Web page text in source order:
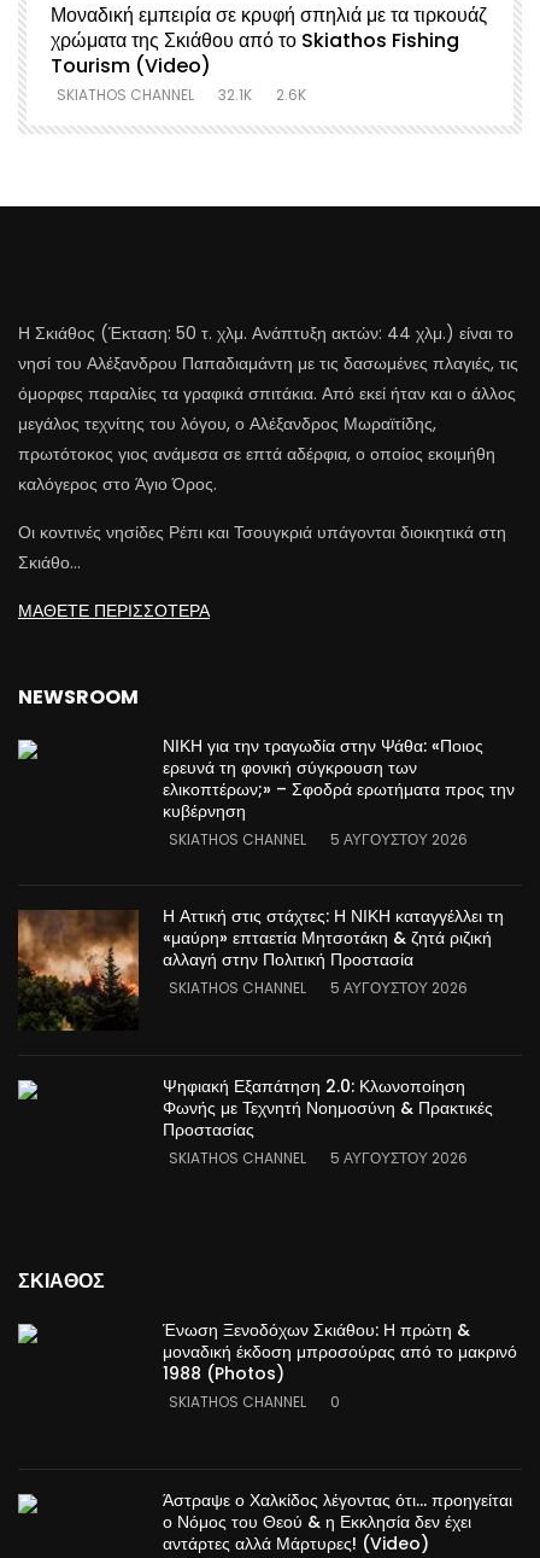
Μοναδική εμπειρία σε κρυφή σπηλιά με τα τιρκουάζ
χρώματα της Σκιάθου από το Skiathos Fishing
Tourism (Video)
SKIATHOS CHANNEL 32.1K 2.6K
Η Σκιάθος (Έκταση: 50 τ. χλμ. Ανάπτυξη ακτών: 44 χλμ.) είναι το
νησί του Αλέξανδρου Παπαδιαμάντη με τις δασωμένες πλαγιές, τις
όμορφες παραλίες τα γραφικά σπιτάκια. Από εκεί ήταν και ο άλλος
μεγάλος τεχνίτης του λόγου, ο Αλέξανδρος Μωραϊτίδης,
πρωτότοκος γιος ανάμεσα σε επτά αδέρφια, ο οποίος εκοιμήθη
καλόγερος στο Άγιο Όρος.
Οι κοντινές νησίδες Ρέπι και Τσουγκριά υπάγονται διοικητικά στη
Σκιάθο…
ΜΑΘΕΤΕ ΠΕΡΙΣΣΟΤΕΡΑ
NEWSROOM
ΝΙΚΗ για την τραγωδία στην Ψάθα: «Ποιος
ερευνά τη φονική σύγκρουση των
ελικοπτέρων;» – Σφοδρά ερωτήματα προς την
κυβέρνηση
SKIATHOS CHANNEL 5 ΑΥΓΟΎΣΤΟΥ 2026
Η Αττική στις στάχτες: Η ΝΙΚΗ καταγγέλλει τη
«μαύρη» επταετία Μητσοτάκη & ζητά ριζική
αλλαγή στην Πολιτική Προστασία
SKIATHOS CHANNEL 5 ΑΥΓΟΎΣΤΟΥ 2026
Ψηφιακή Εξαπάτηση 2.0: Κλωνοποίηση
Φωνής με Τεχνητή Νοημοσύνη & Πρακτικές
Προστασίας
SKIATHOS CHANNEL 5 ΑΥΓΟΎΣΤΟΥ 2026
ΣΚΙΑΘΟΣ
Ένωση Ξενοδόχων Σκιάθου: Η πρώτη &
μοναδική έκδοση μπροσούρας από το μακρινό
1988 (Photos)
SKIATHOS CHANNEL 0
Άστραψε ο Χαλκίδος λέγοντας ότι… προηγείται
ο Νόμος του Θεού & η Εκκλησία δεν έχει
αντάρτες αλλά Μάρτυρες! (Video)